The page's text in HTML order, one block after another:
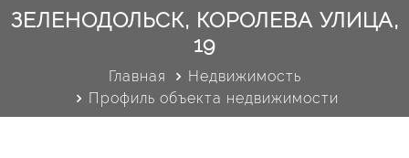
ЗЕЛЕНОДОЛЬСК, КОРОЛЕВА УЛИЦА,
19
Главная
Недвижимость
Профиль объекта недвижимости